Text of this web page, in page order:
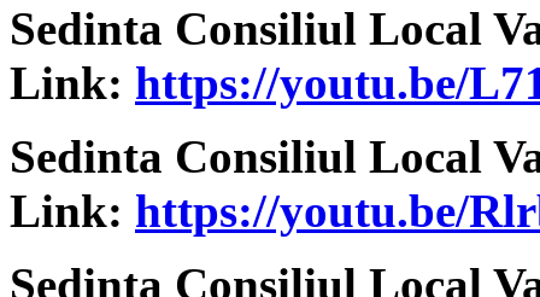
Sedinta Consiliul Local
Link: https://youtu.be/
Sedinta Consiliul Local
Link: https://youtu.be/
Sedinta Consiliul Local